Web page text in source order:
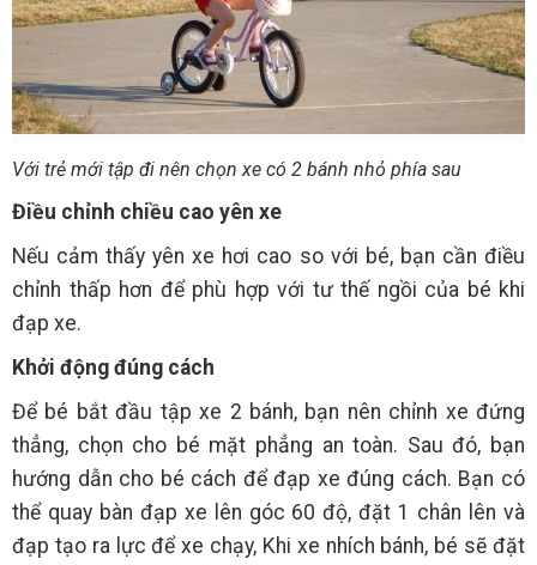
Với trẻ mới tập đi nên chọn xe có 2 bánh nhỏ phía sau
Điều chỉnh chiều cao yên xe
Nếu cảm thấy yên xe hơi cao so với bé, bạn cần điều
chỉnh thấp hơn để phù hợp với tư thế ngồi của bé khi
đạp xe.
Khởi động đúng cách
Để bé bắt đầu tập xe 2 bánh, bạn nên chỉnh xe đứng
thẳng, chọn cho bé mặt phẳng an toàn. Sau đó, bạn
hướng dẫn cho bé cách để đạp xe đúng cách. Bạn có
thể quay bàn đạp xe lên góc 60 độ, đặt 1 chân lên và
đạp tạo ra lực để xe chạy, Khi xe nhích bánh, bé sẽ đặt